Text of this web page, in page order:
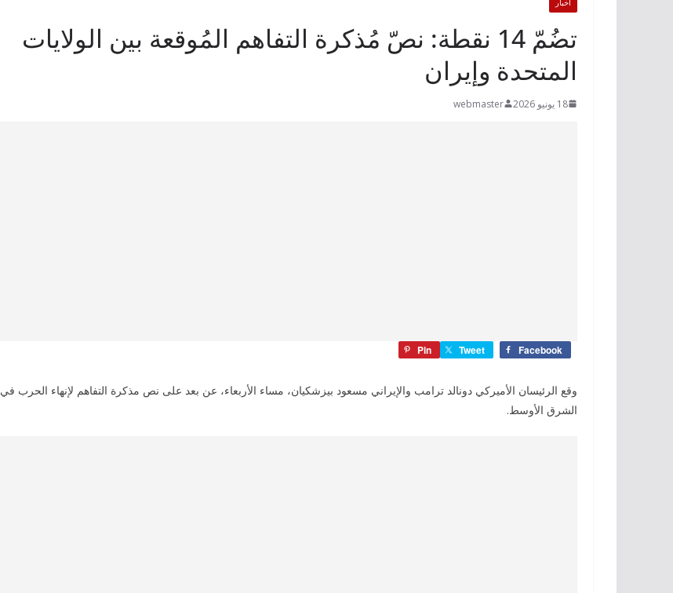
تضُمّ 14 نقطة: نصّ مُذكرة التفاهم المُوقعة بين الولايات
المتحدة وإيران
18 يونيو 2026 webmaster
Facebook
Tweet
Pin
وقع الرئيسان الأميركي دونالد ترامب والإيراني مسعود بيزشكيان، مساء الأربعاء، عن بعد على نص مذكرة التفاهم لإنهاء الحرب في
الشرق الأوسط.